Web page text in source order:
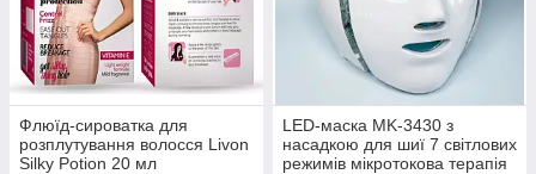
Флюїд-сироватка для
розплутування волосся Livon
Silky Potion 20 мл
LED-маска MK-3430 з
насадкою для шиї 7 світлових
режимів мікротокова терапія